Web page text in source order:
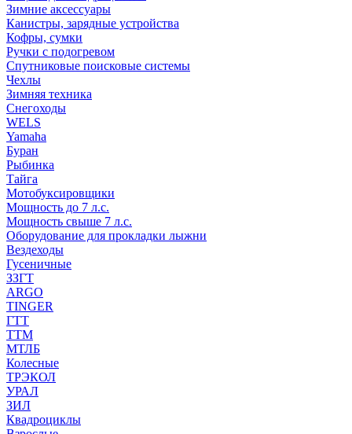
Зимние аксессуары
Канистры, зарядные устройства
Кофры, сумки
Ручки с подогревом
Спутниковые поисковые системы
Чехлы
Зимняя техника
Снегоходы
WELS
Yamaha
Буран
Рыбинка
Тайга
Мотобуксировщики
Мощность до 7 л.с.
Мощность свыше 7 л.с.
Оборудование для прокладки лыжни
Вездеходы
Гусеничные
ЗЗГТ
ARGO
TINGER
ГТТ
ТТМ
МТЛБ
Колесные
ТРЭКОЛ
УРАЛ
ЗИЛ
Квадроциклы